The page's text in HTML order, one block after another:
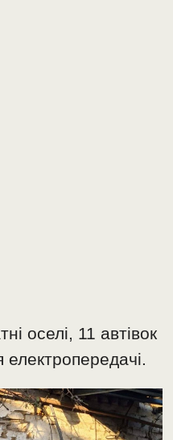
оселі, 11 автівок
електропередачі.